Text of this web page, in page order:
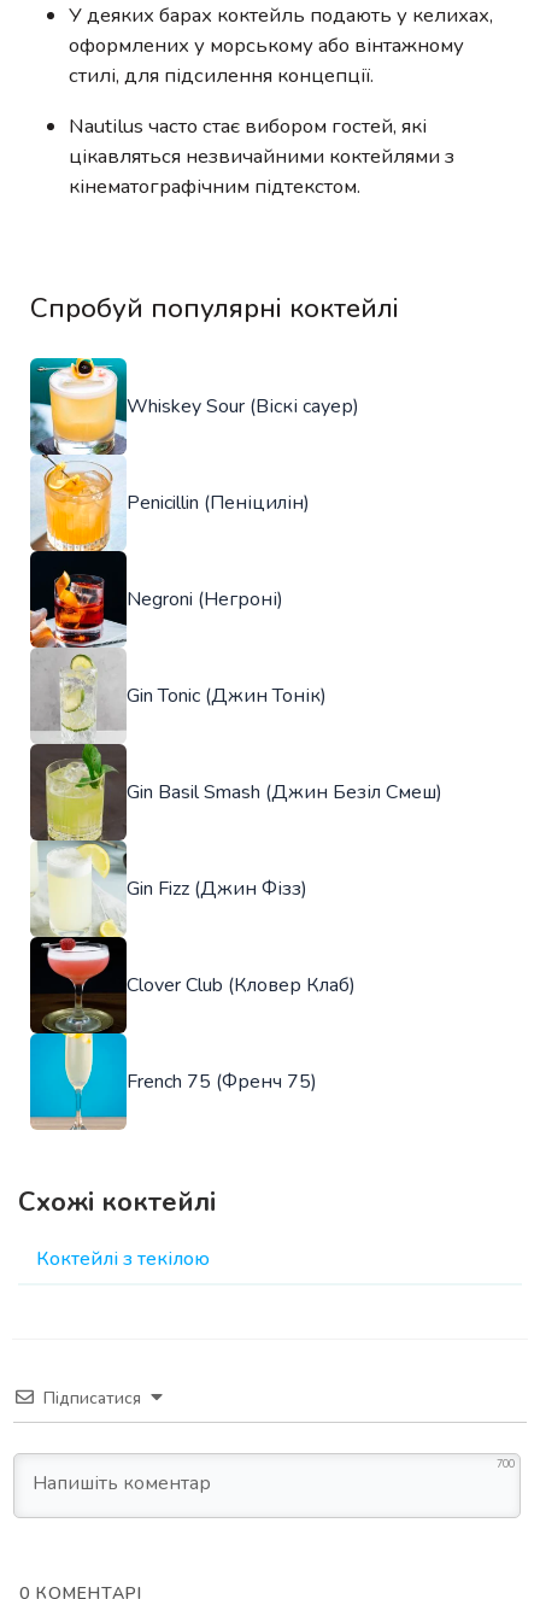
У деяких барах коктейль подають у келихах,
оформлених у морському або вінтажному
стилі, для підсилення концепції.
Nautilus часто стає вибором гостей, які
цікавляться незвичайними коктейлями з
кінематографічним підтекстом.
Спробуй популярні коктейлі
Whiskey Sour (Віскі сауер)
Penicillin (Пеніцилін)
Negroni (Негроні)
Gin Tonic (Джин Тонік)
Gin Basil Smash (Джин Безіл Смеш)
Gin Fizz (Джин Фізз)
Clover Club (Кловер Клаб)
French 75 (Френч 75)
Схожі коктейлі
Коктейлі з текілою
Підписатися
700
0 КОМЕНТАРІ